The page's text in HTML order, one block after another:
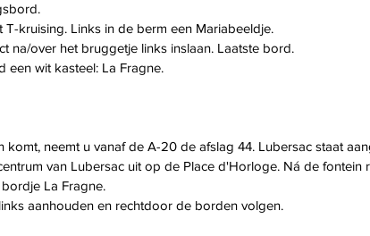
kruising. Links in de berm een Mariabeeldje.
na/over het bruggetje links inslaan. Laatste bord.
een wit kasteel: La Fragne.
komt, neemt u vanaf de A-20 de afslag 44. Lubersac staat
van Lubersac uit op de Place d'Horloge. Ná de fontein
La Fragne.
aanhouden en rechtdoor de borden volgen.